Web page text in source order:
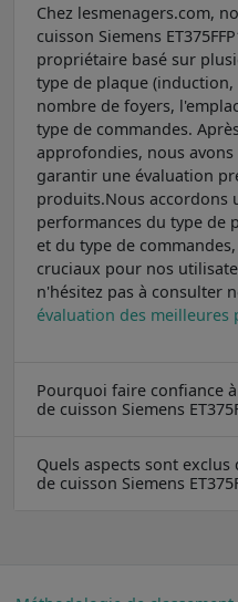
Chez lesmenagers.com,
cuisson Siemens
propriétaire basé sur
type de plaque
nombre de foyers,
type de commandes.
approfondies, nous
garantir une évaluation
produits.Nous accordons
performances du type de
et du type de
cruciaux pour nos
n'hésitez pas à consulter
évaluation des meilleures
Pourquoi faire confiance
de cuisson Siemens
Quels aspects sont
de cuisson Siemens